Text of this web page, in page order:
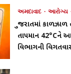
બિહારમાં
એક
વ્યક્તિનું
ગળું
કાપનારને
અમદાવાદ
ક્રાઈમ
બ્રાંચે
ઝડપી
પાડ્યો
અમદાવાદ આરોગ્ય
ગુજરાતમાં કાળઝાળ
તાપમાન 42°Cને
વિભાગની